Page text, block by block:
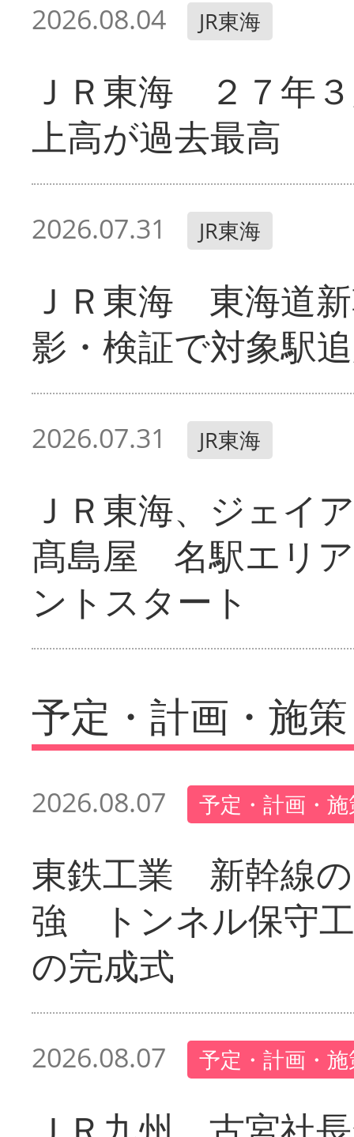
2026.08.04 JR東海
ＪＲ東海 ２７年
上高が過去最高
2026.07.31 JR東海
ＪＲ東海 東海道
影・検証で対象駅
2026.07.31 JR東海
ＪＲ東海、ジェイ
髙島屋 名駅エリ
ントスタート
予定・計画・施策
2026.08.07 予定・計画・
東鉄工業 新幹線
強 トンネル保守
の完成式
2026.08.07 予定・計画・